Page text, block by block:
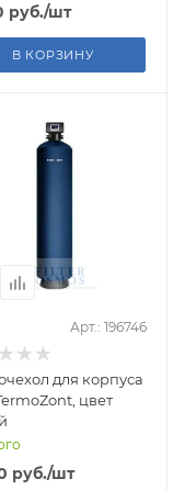
руб./шт
В КОРЗИНУ
Арт.: 196746
для корпуса
цвет
руб./шт